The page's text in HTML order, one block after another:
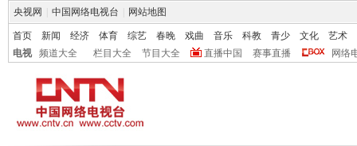
央视网 中国网络电视台 网站地图
首页 新闻 经济 体育 综艺 春晚 戏曲 音乐 科教 青少 文化
艺术
电视
频道大全 栏目大全 节目大全 直播中国 赛事直播 网络